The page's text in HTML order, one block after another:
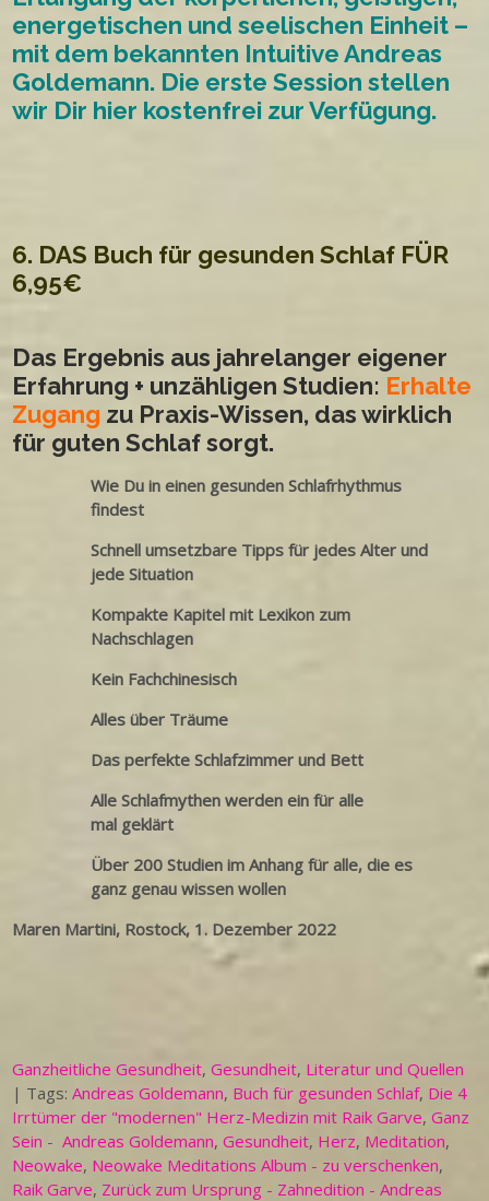
energetischen und seelischen Einheit –
mit dem bekannten Intuitive Andreas
Goldemann. Die erste Session stellen
wir Dir hier kostenfrei zur Verfügung.
6. DAS Buch für gesunden Schlaf FÜR
6,95€
Das Ergebnis aus jahrelanger eigener
Erfahrung + unzähligen Studien: Erhalte
Zugang zu Praxis-Wissen, das wirklich
für guten Schlaf sorgt.
Wie Du in einen gesunden Schlafrhythmus
findest
Schnell umsetzbare Tipps für jedes Alter und
jede Situation
Kompakte Kapitel mit Lexikon zum
Nachschlagen
Kein Fachchinesisch
Alles über Träume
Das perfekte Schlafzimmer und Bett
Alle Schlafmythen werden ein für alle
mal geklärt
Über 200 Studien im Anhang für alle, die es
ganz genau wissen wollen
Maren Martini, Rostock, 1. Dezember 2022
Ganzheitliche Gesundheit,Gesundheit, Literatur und Quellen
| Tags:Andreas Goldemann, Buch für gesunden Schlaf, Die 4
Irrtümer der "modernen" Herz-Medizin mit Raik Garve,Ganz
Sein - Andreas Goldemann,Gesundheit, Herz, Meditation,
Neowake, Neowake Meditations Album - zu verschenken,
Raik Garve, Zurück zum Ursprung - Zahnedition - Andreas